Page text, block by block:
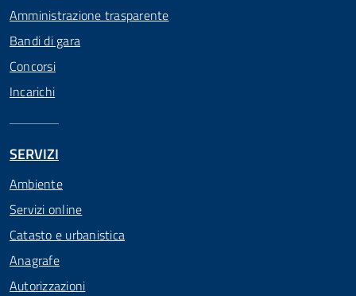
Amministrazione trasparente
Bandi di gara
Concorsi
Incarichi
SERVIZI
Ambiente
Servizi online
Catasto e urbanistica
Anagrafe
Autorizzazioni